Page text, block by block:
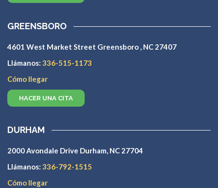
GREENSBORO
4601 West Market Street Greensboro , NC 27407
Llámanos: 336-515-1173
Cómo llegar
HACER UNA CITA
DURHAM
2000 Avondale Drive Durham, NC 27704
Llámanos: 336-792-1515
Cómo llegar